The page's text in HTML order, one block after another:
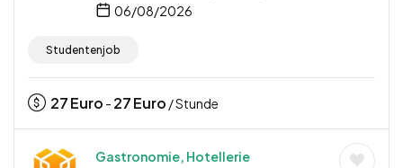
06/08/2026
Studentenjob
27Euro - 27Euro / Stunde
Gastronomie, Hotellerie